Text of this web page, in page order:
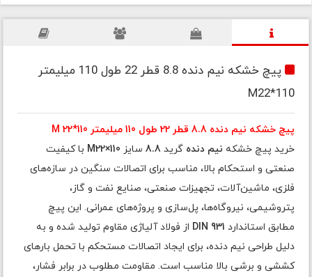
پیچ خشکه نیم دنده 8.8 قطر 22 طول 110 میلیمتر
M22*110
پیچ خشکه نیم دنده 8.8 قطر 22 طول 110 میلیمتر M 22*110
خرید پیچ خشکه نیم دنده گرید 8.8 سایز M22×110 با کیفیت
صنعتی و استحکام بالا، مناسب برای اتصالات سنگین در سازه‌های
فلزی، ماشین‌آلات، تجهیزات صنعتی، صنایع نفت و گاز،
پتروشیمی، نیروگاه‌ها، پل‌سازی و پروژه‌های عمرانی. این پیچ
مطابق استاندارد DIN 931 از فولاد آلیاژی مقاوم تولید شده و به
دلیل طراحی نیم دنده، برای ایجاد اتصالات مستحکم با تحمل بارهای
کششی و برشی بالا مناسب است. مقاومت مطلوب در برابر فشار،